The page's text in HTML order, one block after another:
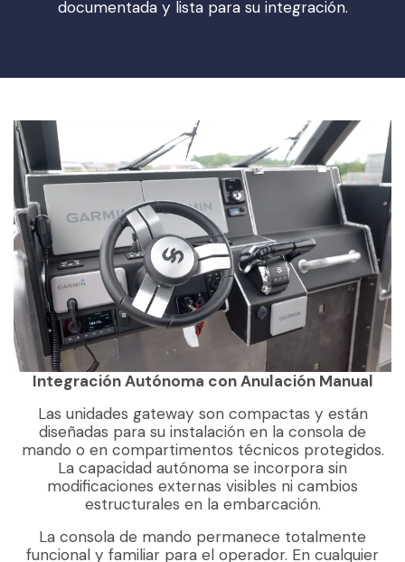
documentada y lista para su integración.
Integración Autónoma con Anulación Manual
Las unidades gateway son compactas y están
diseñadas para su instalación en la consola de
mando o en compartimentos técnicos protegidos.
La capacidad autónoma se incorpora sin
modificaciones externas visibles ni cambios
estructurales en la embarcación.
La consola de mando permanece totalmente
funcional y familiar para el operador. En cualquier